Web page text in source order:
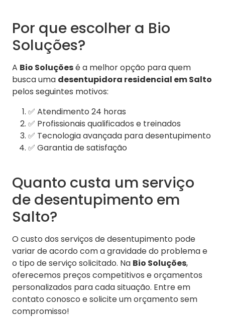
Por que escolher a Bio
Soluções?
A Bio Soluçõesé a melhor opção para quem
busca uma desentupidora residencial em Salto
pelos seguintes motivos:
✅ Atendimento 24 horas
✅ Profissionais qualificados e treinados
✅ Tecnologia avançada para desentupimento
✅ Garantia de satisfação
Quanto custa um serviço
de desentupimento em
Salto?
O custo dos serviços de desentupimento pode
variar de acordo com a gravidade do problema e
o tipo de serviço solicitado. Na Bio Soluções,
oferecemos preços competitivos e orçamentos
personalizados para cada situação. Entre em
contato conosco e solicite um orçamento sem
compromisso!